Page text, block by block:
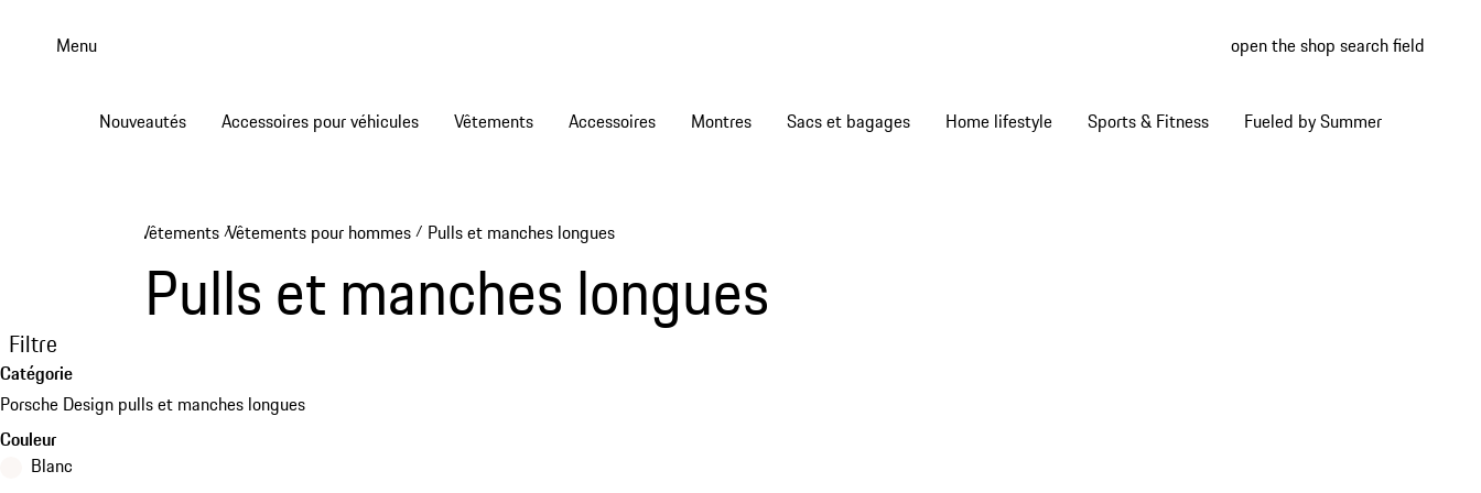
Menu open the shop search field
Nouveautés Accessoires pour véhicules Vêtements Accessoires Montres Sacs et bagages Home lifestyle Sports & Fitness Fueled by Summer
Vêtements /Vêtements pour hommes / Pulls et manches longues
Pulls et manches longues
Filtre
Catégorie
Porsche Design pulls et manches longues
Couleur
Blanc